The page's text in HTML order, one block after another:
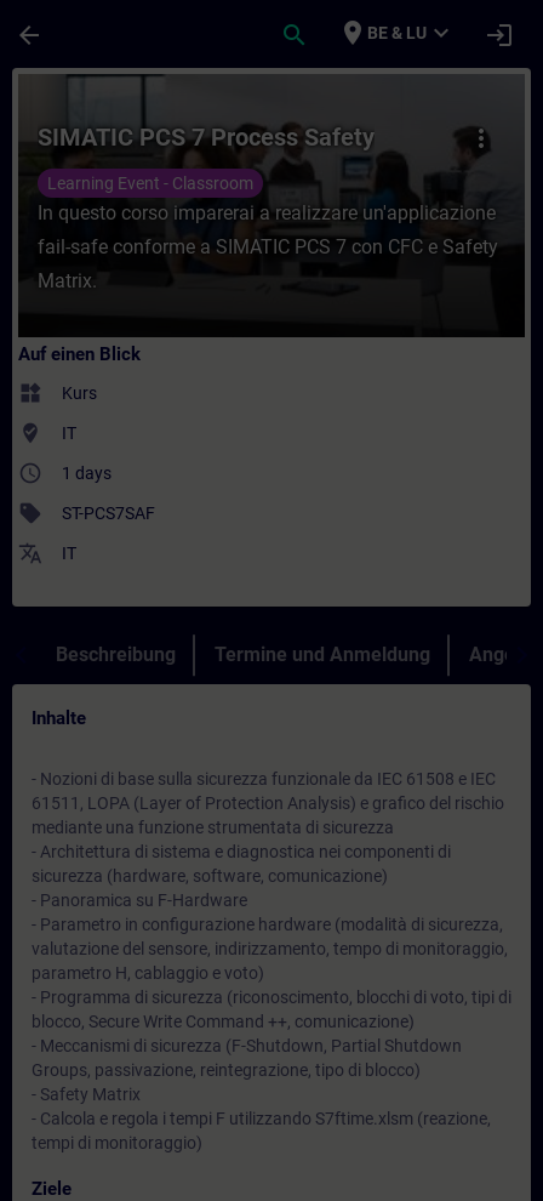
arrow_back search place BE & LU expand_more login
Kurs - SIMATIC PCS 7 Process Safety -
more_vert
SIMATIC PCS 7 Process Safety
Learning Event - Classroom
In questo corso imparerai a realizzare un'applicazione
fail-safe conforme a SIMATIC PCS 7 con CFC e Safety
Matrix.
Auf einen Blick
widgets Kurs
where_to_vote IT
access_time 1 days
sell ST-PCS7SAF
translate IT
Beschreibung Termine und Anmeldung Angebot
Inhalte
- Nozioni di base sulla sicurezza funzionale da IEC 61508 e IEC
61511, LOPA (Layer of Protection Analysis) e grafico del rischio
mediante una funzione strumentata di sicurezza
- Architettura di sistema e diagnostica nei componenti di
sicurezza (hardware, software, comunicazione)
- Panoramica su F-Hardware
- Parametro in configurazione hardware (modalità di sicurezza,
valutazione del sensore, indirizzamento, tempo di monitoraggio,
parametro H, cablaggio e voto)
- Programma di sicurezza (riconoscimento, blocchi di voto, tipi di
blocco, Secure Write Command ++, comunicazione)
- Meccanismi di sicurezza (F-Shutdown, Partial Shutdown
Groups, passivazione, reintegrazione, tipo di blocco)
- Safety Matrix
- Calcola e regola i tempi F utilizzando S7ftime.xlsm (reazione,
tempi di monitoraggio)
Ziele